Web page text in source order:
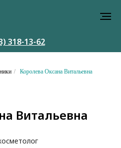
318-13-62
/ Королева Оксана Витальевна
Витальевна